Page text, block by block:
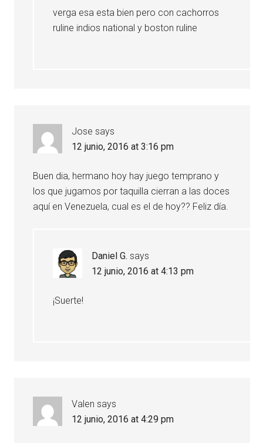
verga esa esta bien pero con cachorros
ruline indios national y boston ruline
Jose says
12 junio, 2016 at 3:16 pm
Buen dia, hermano hoy hay juego temprano y
los que jugamos por taquilla cierran a las doces
aquí en Venezuela, cual es el de hoy?? Feliz día.
Daniel G. says
12 junio, 2016 at 4:13 pm
¡Suerte!
Valen says
12 junio, 2016 at 4:29 pm